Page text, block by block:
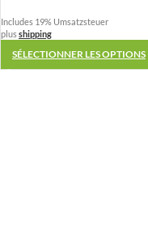
Includes 19% Umsatzsteuer
plusshipping
SÉLECTIONNER LES OPTIONS